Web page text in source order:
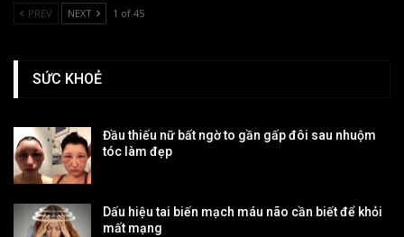
PREV NEXT 1 of 45
SỨC KHOẺ
Đầu thiếu nữ bất ngờ to gần gấp đôi sau nhuộm
tóc làm đẹp
Dấu hiệu tai biến mạch máu não cần biết để khỏi
mất mạng